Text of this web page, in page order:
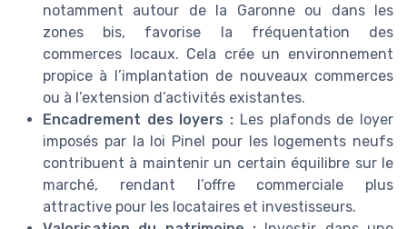
notamment autour de la Garonne ou dans les
zones bis, favorise la fréquentation des
commerces locaux. Cela crée un environnement
propice à l’implantation de nouveaux commerces
ou à l’extension d’activités existantes.
Encadrement des loyers : Les plafonds de loyer
imposés par la loi Pinel pour les logements neufs
contribuent à maintenir un certain équilibre sur le
marché, rendant l’offre commerciale plus
attractive pour les locataires et investisseurs.